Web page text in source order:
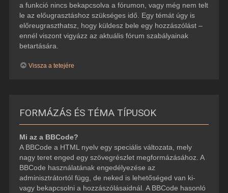
a funkció nincs bekapcsolva a fórumon, vagy még nem telt
le az előugrasztáshoz szükséges idő. Egy témát úgy is
előreugraszthatsz, hogy küldesz bele egy hozzászólást –
ennél viszont vigyázz az aktuális fórum szabályainak
betartására.
Vissza a tetejére
FORMÁZÁS ÉS TÉMA TÍPUSOK
Mi az a BBCode?
A BBCode a HTML nyelv egy speciális változata, mely
nagy teret enged egy szövegrészlet megformázásához. A
BBCode használatának engedélyezése az
adminisztrátortól függ, de neked is lehetőséged van ki-
vagy bekapcsolni a hozzászólásaidnál. A BBCode hasonló